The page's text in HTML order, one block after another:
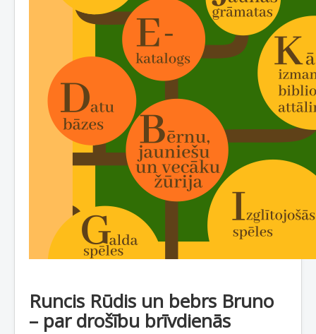
Runcis Rūdis un bebrs Bruno
– par drošību brīvdienās